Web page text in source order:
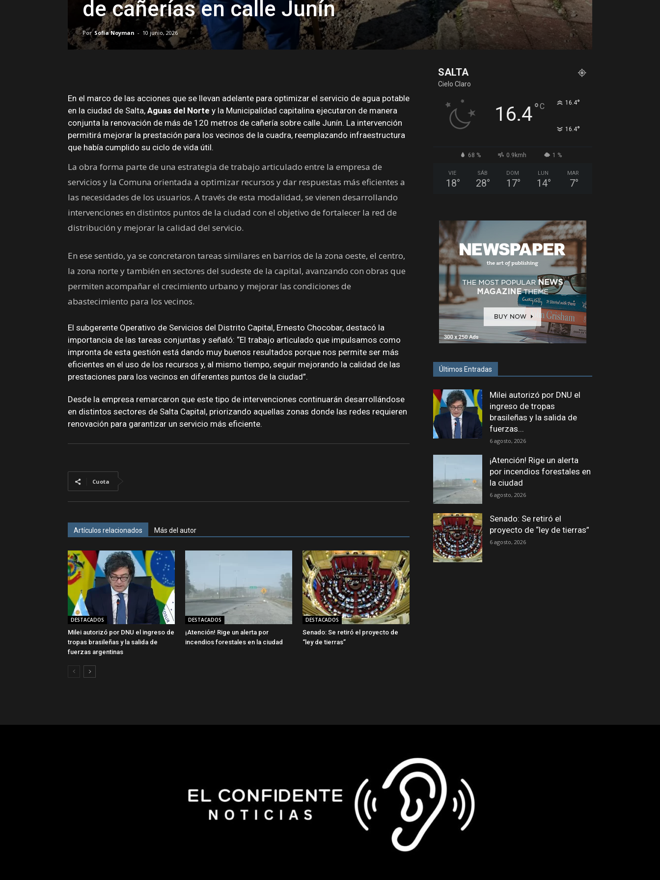
de cañerías en calle Junín
Por Sofia Noyman - 10 junio, 2026
En el marco de las acciones que se llevan adelante para optimizar el servicio de agua potable
en la ciudad de Salta, Aguas del Norte y la Municipalidad capitalina ejecutaron de manera
conjunta la renovación de más de 120 metros de cañería sobre calle Junín. La intervención
permitirá mejorar la prestación para los vecinos de la cuadra, reemplazando infraestructura
que había cumplido su ciclo de vida útil.
La obra forma parte de una estrategia de trabajo articulado entre la empresa de
servicios y la Comuna orientada a optimizar recursos y dar respuestas más eficientes a
las necesidades de los usuarios. A través de esta modalidad, se vienen desarrollando
intervenciones en distintos puntos de la ciudad con el objetivo de fortalecer la red de
distribución y mejorar la calidad del servicio.
En ese sentido, ya se concretaron tareas similares en barrios de la zona oeste, el centro,
la zona norte y también en sectores del sudeste de la capital, avanzando con obras que
permiten acompañar el crecimiento urbano y mejorar las condiciones de
abastecimiento para los vecinos.
El subgerente Operativo de Servicios del Distrito Capital, Ernesto Chocobar, destacó la
importancia de las tareas conjuntas y señaló: “El trabajo articulado que impulsamos como
impronta de esta gestión está dando muy buenos resultados porque nos permite ser más
eficientes en el uso de los recursos y, al mismo tiempo, seguir mejorando la calidad de las
prestaciones para los vecinos en diferentes puntos de la ciudad”.
Desde la empresa remarcaron que este tipo de intervenciones continuarán desarrollándose
en distintos sectores de Salta Capital, priorizando aquellas zonas donde las redes requieren
renovación para garantizar un servicio más eficiente.
Cuota
Artículos relacionados Más del autor
DESTACADOS
Milei autorizó por DNU el ingreso de
tropas brasileñas y la salida de
fuerzas argentinas
DESTACADOS
¡Atención! Rige un alerta por
incendios forestales en la ciudad
DESTACADOS
Senado: Se retiró el proyecto de
“ley de tierras”
SALTA
Cielo Claro
16.4°C 16.4°
16.4°
68 % 0.9kmh 1 %
VIE
18°
SÁB
28°
DOM
17°
LUN
14°
MAR
7°
Últimos Entradas
Milei autorizó por DNU el
ingreso de tropas
brasileñas y la salida de
fuerzas...
6 agosto, 2026
¡Atención! Rige un alerta
por incendios forestales en
la ciudad
6 agosto, 2026
Senado: Se retiró el
proyecto de “ley de tierras”
6 agosto, 2026